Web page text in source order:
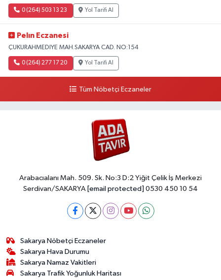
0 (264) 503 13 23 Yol Tarifi Al
Pelın Eczanesi
ÇUKURAHMEDIYE MAH.SAKARYA CAD. NO:154
0 (264) 277 17 20 Yol Tarifi Al
Tüm Nöbetçi Eczaneler
Arabacıalanı Mah. 509. Sk. No:3 D:2 Yiğit Çelik İş Merkezi
Serdivan/SAKARYA [email protected] 0530 450 10 54
Sakarya Nöbetçi Eczaneler
Sakarya Hava Durumu
Sakarya Namaz Vakitleri
Sakarya Trafik Yoğunluk Haritası